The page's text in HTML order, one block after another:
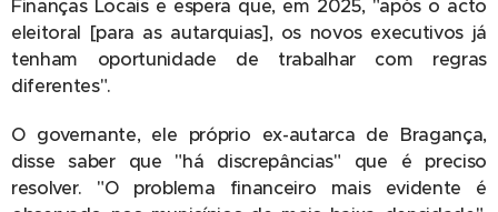
Finanças Locais e espera que, em 2025, "após o acto
eleitoral [para as autarquias], os novos executivos já
tenham oportunidade de trabalhar com regras
diferentes".
O governante, ele próprio ex-autarca de Bragança,
disse saber que "há discrepâncias" que é preciso
resolver. "O problema financeiro mais evidente é